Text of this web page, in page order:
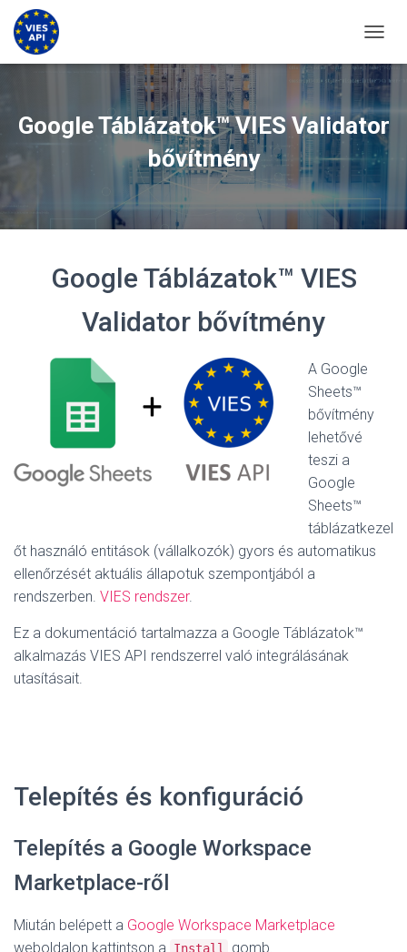
Google Táblázatok™ VIES Validator
bővítmény
Google Táblázatok™ VIES
Validator bővítmény
A Google
Sheets™
bővítmény
lehetővé
teszi a
Google
Sheets™
táblázatkezel
őt használó entitások (vállalkozók) gyors és automatikus
ellenőrzését aktuális állapotuk szempontjából a
rendszerben. VIES rendszer.
Ez a dokumentáció tartalmazza a Google Táblázatok™
alkalmazás VIES API rendszerrel való integrálásának
utasításait.
Telepítés és konfiguráció
Telepítés a Google Workspace
Marketplace-ről
Miután belépett a Google Workspace Marketplace
weboldalon kattintson a Install gomb.